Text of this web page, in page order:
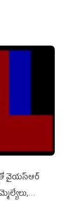
వైయ‌స్ఆర్